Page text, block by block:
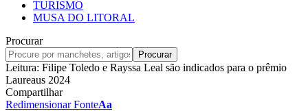
TURISMO
MUSA DO LITORAL
Procurar
Leitura: Filipe Toledo e Rayssa Leal são indicados para o prêmio
Laureaus 2024
Compartilhar
Redimensionar FonteAa